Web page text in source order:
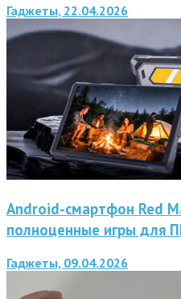
Гаджеты, 22.04.2026
Android-смартфон Red
полноценные игры для
Гаджеты, 09.04.2026